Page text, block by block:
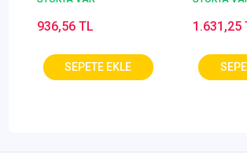
936,56 TL 1.631,25